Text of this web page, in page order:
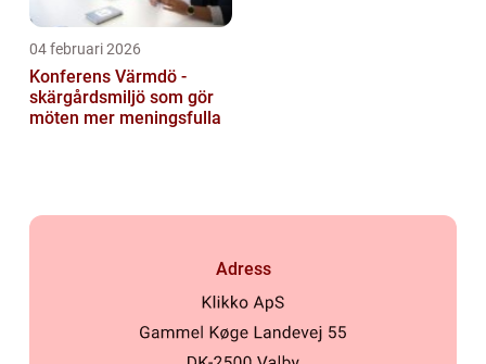
04 februari 2026
Konferens Värmdö -
skärgårdsmiljö som gör
möten mer meningsfulla
Adress